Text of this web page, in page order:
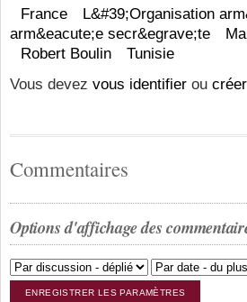
France
L&#39;Organisation
arm&eacute;e secr&egrave;te
Robert Boulin
Tunisie
Vous devez vous identifier ou
Commentaires
Options d'affichage des